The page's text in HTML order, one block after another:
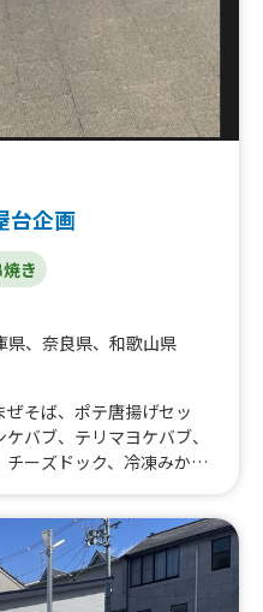
台企画
き
県、 奈良県、 和歌山県
そば、ポテ唐揚げセッ
バブ、テリマヨケバブ、
ーズドック、冷凍みかん
、はしまき、豚串、牛
ーわたがし、わたがし